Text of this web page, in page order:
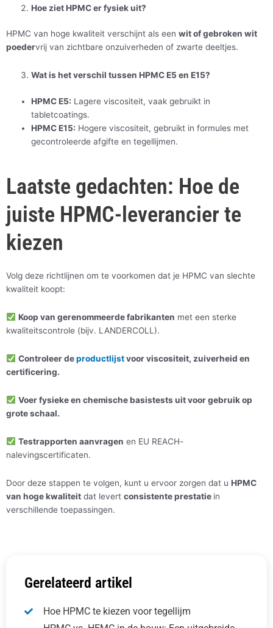
Hoe ziet HPMC er fysiek uit?
HPMC van hoge kwaliteit verschijnt als een wit of gebroken wit
poedervrij van zichtbare onzuiverheden of zwarte deeltjes.
Wat is het verschil tussen HPMC E5 en E15?
HPMC E5: Lagere viscositeit, vaak gebruikt in
tabletcoatings.
HPMC E15: Hogere viscositeit, gebruikt in formules met
gecontroleerde afgifte en tegellijmen.
Laatste gedachten: Hoe de
juiste HPMC-leverancier te
kiezen
Volg deze richtlijnen om te voorkomen dat je HPMC van slechte
kwaliteit koopt:
Koop van gerenommeerde fabrikanten met een sterke
kwaliteitscontrole (bijv. LANDERCOLL).
Controleer deproductlijstvoor viscositeit, zuiverheid en
certificering.
Voer fysieke en chemische basistests uit voor gebruik op
grote schaal.
Testrapporten aanvragen en EU REACH-
nalevingscertificaten.
Door deze stappen te volgen, kunt u ervoor zorgen dat u HPMC
van hoge kwaliteit dat levert consistente prestatie in
verschillende toepassingen.
Gerelateerd artikel
Hoe HPMC te kiezen voor tegellijm